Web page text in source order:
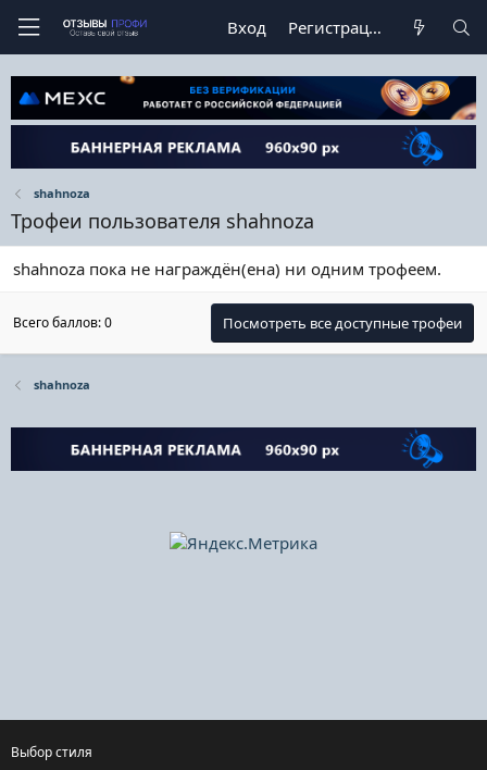
Вход Регистрация
shahnoza
Трофеи пользователя shahnoza
shahnoza пока не награждён(ена) ни одним трофеем.
Всего баллов: 0 Посмотреть все доступные трофеи
shahnoza
Выбор стиля